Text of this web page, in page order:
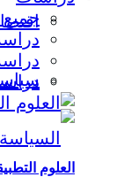
جميع
العلوم